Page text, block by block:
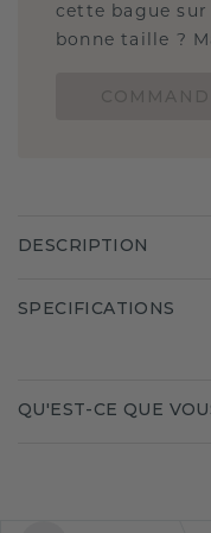
cette bague
bonne taille ?
DESCRIPTION
SPECIFICATIONS
QU'EST-CE QUE